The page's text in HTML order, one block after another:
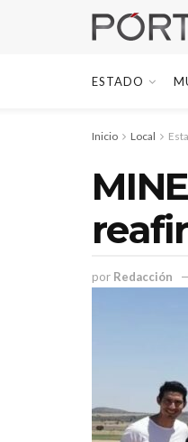
ESTADO
Inicio Local
por Redacción